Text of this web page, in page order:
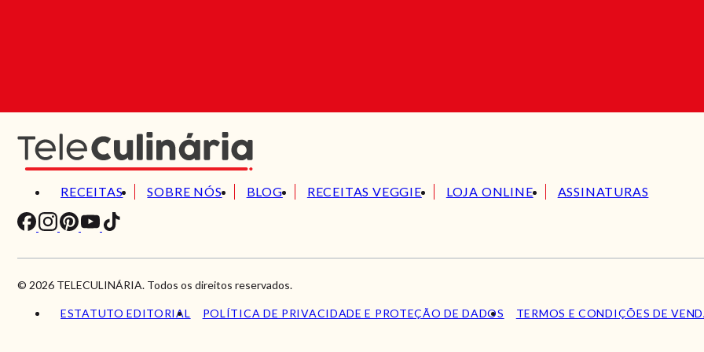
RECEITAS SOBRE NÓS BLOG RECEITAS VEGGIE LOJA ONLINE ASSINATURAS
© 2026 TELECULINÁRIA. Todos os direitos reservados.
ESTATUTO EDITORIAL POLÍTICA DE PRIVACIDADE E PROTEÇÃO DE DADOS TERMOS E CONDIÇÕES DE